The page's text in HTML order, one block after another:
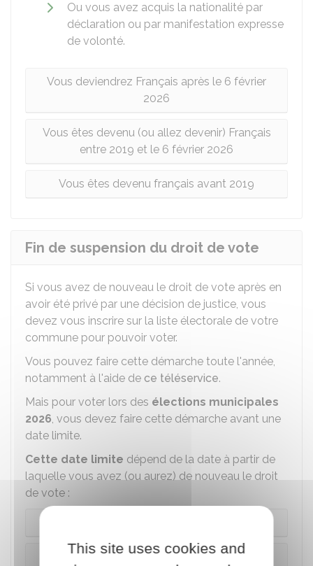
Ou vous avez acquis la nationalité par
déclaration ou par manifestation expresse
de volonté.
Vous deviendrez Français après le 6 février
2026
Vous êtes devenu (ou allez devenir) Français
entre 2019 et le 6 février 2026
Vous êtes devenu français avant 2019
Fin de suspension du droit de vote
Si vous avez de nouveau le droit de vote après en
avoir été privé par une décision de justice, vous
devez vous inscrire sur la liste électorale de votre
commune pour pouvoir voter.
Vous pouvez faire cette démarche toute l'année,
notamment à l'aide de ce téléservice.
Mais pour voter lors des élections municipales
2026, vous devez faire cette démarche avant une
date limite.
Cette date limite dépend de la date à partir de
laquelle vous avez (ou aurez) de nouveau le droit
de vote :
Après le 6 février 2026
This site uses cookies and